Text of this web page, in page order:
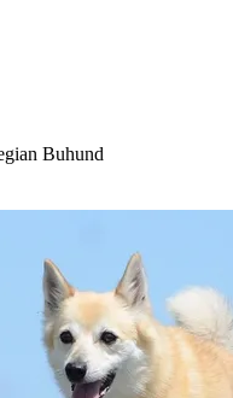
Buhund